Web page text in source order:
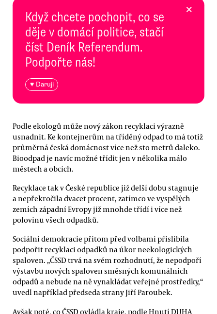
Když chcete pochopit, co se
děje v domácí politice, stačí
číst Deník Referendum.
Podpořte nás!
♥ Daruji
×
Podle ekologů může nový zákon recyklaci výrazně
usnadnit. Ke kontejnerům na tříděný odpad to má totiž
průměrná česká domácnost více než sto metrů daleko.
Bioodpad je navíc možné třídit jen v několika málo
městech a obcích.
Recyklace tak v České republice již delší dobu stagnuje
a nepřekročila dvacet procent, zatímco ve vyspělých
zemích západní Evropy již mnohde třídí i více než
polovinu všech odpadků.
Sociální demokracie přitom před volbami přislíbila
podpořit recyklaci odpadků na úkor neekologických
spaloven. „ČSSD trvá na svém rozhodnutí, že nepodpoří
výstavbu nových spaloven směsných komunálních
odpadů a nebude na ně vynakládat veřejné prostředky,“
uvedl například předseda strany Jiří Paroubek.
Avšak poté, co ČSSD ovládla kraje, podle Hnutí DUHA